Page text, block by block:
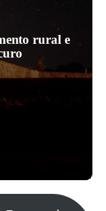
rural e
muito
com
muitas